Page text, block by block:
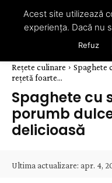
Rețete culinare
Spaghete
rețetă foarte...
Spaghete cu
porumb
delicioasă
Ultima actualizare: apr. 4,
Acest site utilizează
experiența. Dacă nu
Refuz